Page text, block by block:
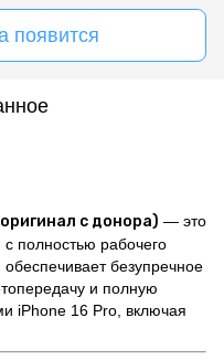
появится
с донора) — это
полностью рабочего
безупречное
и полную
iPhone 16 Pro, включая